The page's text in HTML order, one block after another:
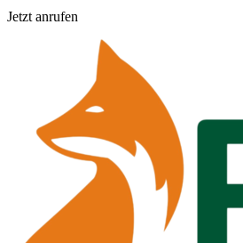
Jetzt anrufen